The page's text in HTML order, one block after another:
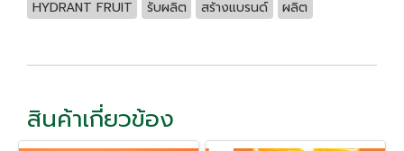
HYDRANT FRUIT รับผลิต สร้างแบรนด์ ผลิต
สินค้าเกี่ยวข้อง